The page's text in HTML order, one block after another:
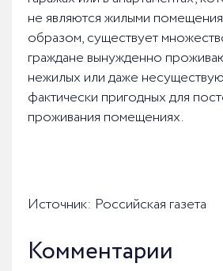
не являются жилыми
образом, существует
граждане вынужденно
нежилых или даже
фактически пригодных для
проживания помещениях.
Источник: Российская газета
Комментарии